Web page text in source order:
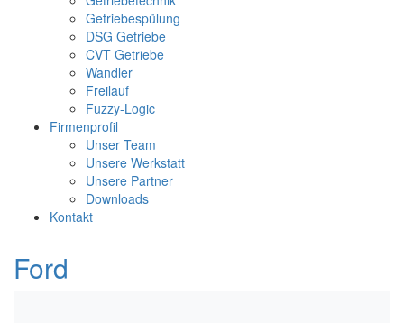
Getriebespülung
DSG Getriebe
CVT Getriebe
Wandler
Freilauf
Fuzzy-Logic
Firmenprofil
Unser Team
Unsere Werkstatt
Unsere Partner
Downloads
Kontakt
Ford